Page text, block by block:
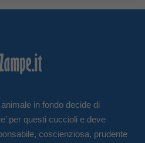
in fondo decide di
per questi cuccioli e deve
coscienziosa, prudente